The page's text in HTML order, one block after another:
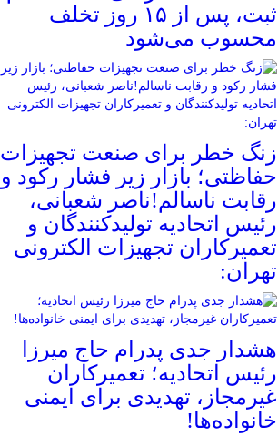
ثبت، پس از ۱۵ روز تخلف
محسوب می‌شود
زنگ خطر برای صنعت تجهیزات
حفاظتی؛ بازار زیر فشار رکود و
رقابت ناسالم!ناصر شعبانی،
رئیس اتحادیه تولیدکنندگان و
تعمیرکاران تجهیزات الکترونی
تهران:
هشدار جدی پدرام حاج میرزا
رئیس اتحادیه؛ تعمیرکاران
غیرمجاز، تهدیدی برای ایمنی
خانواده‌ها!